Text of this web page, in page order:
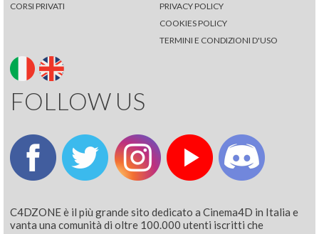
CORSI PRIVATI
PRIVACY POLICY
COOKIES POLICY
TERMINI E CONDIZIONI D'USO
FOLLOW US
C4DZONE è il più grande sito dedicato a Cinema4D in Italia e
vanta una comunità di oltre 100.000 utenti iscritti che